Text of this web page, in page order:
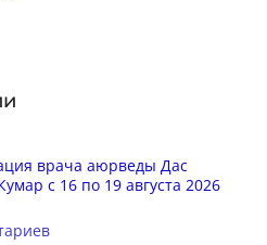
врача аюрведы Дас
с 16 по 19 августа 2026